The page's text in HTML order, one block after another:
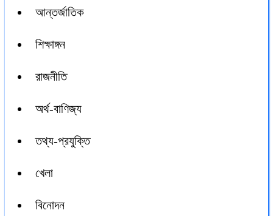
আন্তর্জাতিক
শিক্ষাঙ্গন
রাজনীতি
অর্থ-বাণিজ্য
তথ্য-প্রযুক্তি
খেলা
বিনোদন